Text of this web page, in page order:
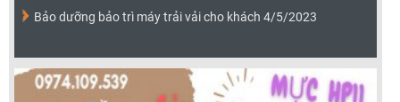
Bảo dưỡng bảo trì máy trải vải cho khách 4/5/2023